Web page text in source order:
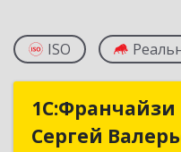
ISO
Сергей